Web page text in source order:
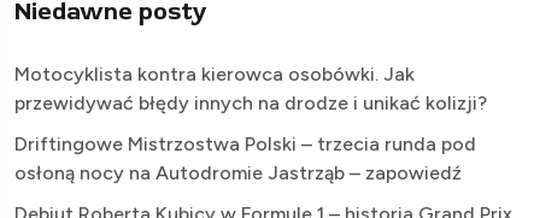
Niedawne posty
Motocyklista kontra kierowca osobówki. Jak
przewidywać błędy innych na drodze i unikać kolizji?
Driftingowe Mistrzostwa Polski – trzecia runda pod
osłoną nocy na Autodromie Jastrząb – zapowiedź